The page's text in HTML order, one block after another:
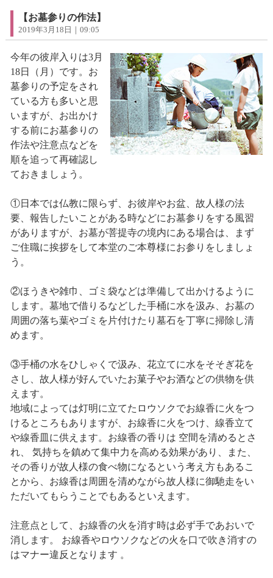
【お墓参りの作法】
2019年3月18日｜09:05
今年の彼岸入りは3月
18日（月）です。お
墓参りの予定をされ
ている方も多いと思
いますが、お出かけ
する前にお墓参りの
作法や注意点などを
順を追って再確認し
ておきましょう。
①日本では仏教に限らず、お彼岸やお盆、故人様の法
要、報告したいことがある時などにお墓参りをする風習
がありますが、お墓が菩提寺の境内にある場合は、まず
ご住職に挨拶をして本堂のご本尊様にお参りをしましょ
う。
②ほうきや雑巾、ゴミ袋などは準備して出かけるように
します。墓地で借りるなどした手桶に水を汲み、お墓の
周囲の落ち葉やゴミを片付けたり墓石を丁寧に掃除し清
めます。
③手桶の水をひしゃくで汲み、花立てに水をそそぎ花を
さし、故人様が好んでいたお菓子やお酒などの供物を供
えます。
地域によっては灯明に立てたロウソクでお線香に火をつ
けるところもありますが、お線香に火をつけ、線香立て
や線香皿に供えます。お線香の香りは 空間を清めるとさ
れ、 気持ちを鎮めて集中力を高める効果があり、また、
その香りが故人様の食べ物になるという考え方もあるこ
とから、お線香は周囲を清めながら故人様に御馳走をい
ただいてもらうことでもあるといえます。
注意点として、お線香の火を消す時は必ず手であおいで
消します。 お線香やロウソクなどの火を口で吹き消すの
はマナー違反となります 。